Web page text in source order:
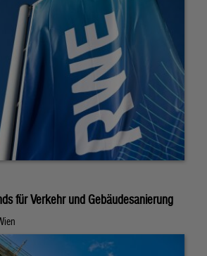
für Verkehr und Gebäudesanierung